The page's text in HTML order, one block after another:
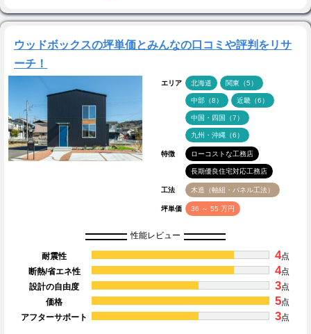
ウッドボックスの坪単価とみんなの口コミや評判をリサ
ーチ！
エリア 北海道 関東（5）
中部（8） 近畿（6）
中国・四国（7）
九州・沖縄（6）
特徴 ローコストな工務店
長期優良住宅対応工務店
工法 木造（軸組・パネル工法）
坪単価 36 ～ 55 万円
性能レビュー
耐震性 4点
断熱/省エネ性
4点
設計の自由度
3点
価格
5点
アフターサポート
3点